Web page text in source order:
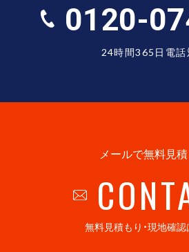
0120-
24時間365日電話
メールで無料見積
無料見積もり・現地確